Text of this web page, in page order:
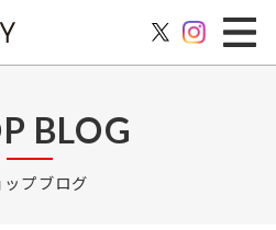
BLOG
ップブログ